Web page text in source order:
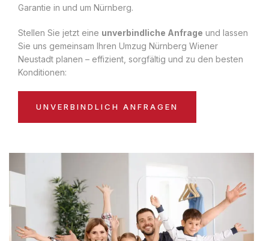
Garantie in und um Nürnberg.
Stellen Sie jetzt eine unverbindliche Anfrage und lassen
Sie uns gemeinsam Ihren Umzug Nürnberg Wiener
Neustadt planen – effizient, sorgfältig und zu den besten
Konditionen:
UNVERBINDLICH ANFRAGEN